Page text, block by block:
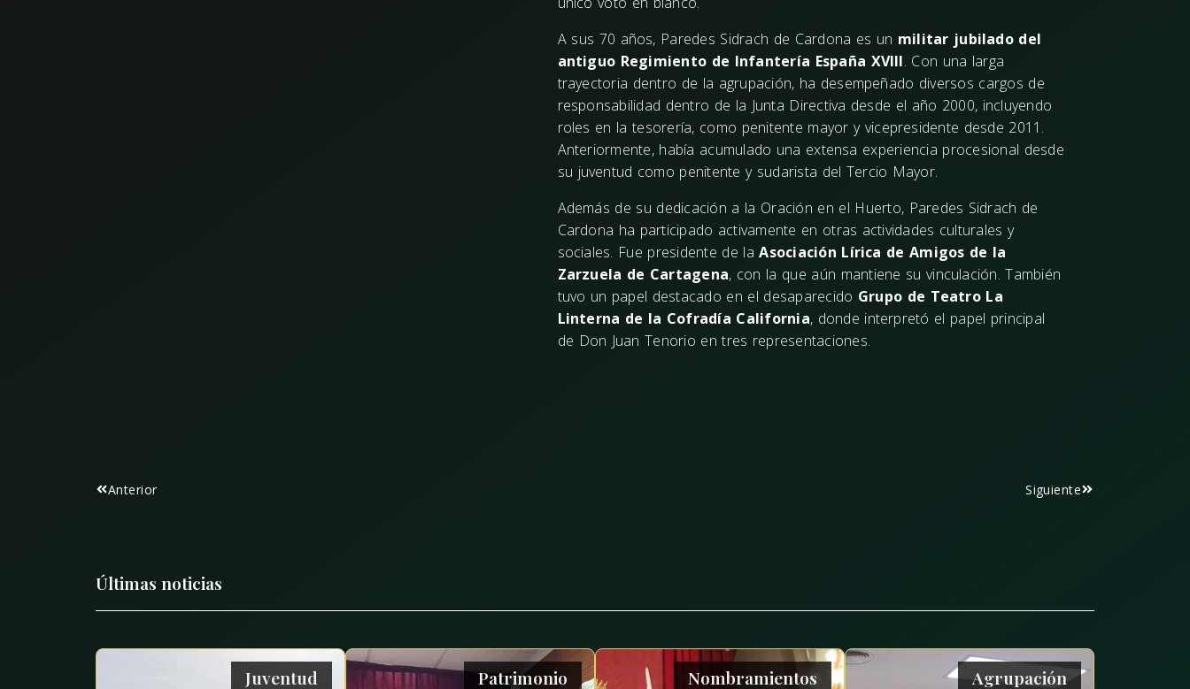
A sus 70 años, Paredes Sidrach de Cardona es un militar jubilado del
antiguo Regimiento de Infantería España XVIII. Con una larga
trayectoria dentro de la agrupación, ha desempeñado diversos cargos de
responsabilidad dentro de la Junta Directiva desde el año 2000, incluyendo
roles en la tesorería, como penitente mayor y vicepresidente desde 2011.
Anteriormente, había acumulado una extensa experiencia procesional desde
su juventud como penitente y sudarista del Tercio Mayor.
Además de su dedicación a la Oración en el Huerto, Paredes Sidrach de
Cardona ha participado activamente en otras actividades culturales y
sociales. Fue presidente de la Asociación Lírica de Amigos de la
Zarzuela de Cartagena, con la que aún mantiene su vinculación. También
tuvo un papel destacado en el desaparecido Grupo de Teatro La
Linterna de la Cofradía California, donde interpretó el papel principal
de Don Juan Tenorio en tres representaciones.
Anterior Siguiente
Últimas noticias
Juventud Patrimonio Nombramientos Agrupación